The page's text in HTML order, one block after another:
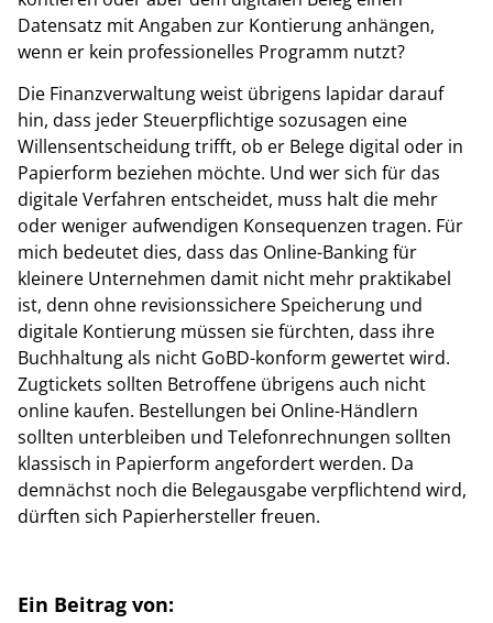
Datensatz mit Angaben zur Kontierung anhängen,
wenn er kein professionelles Programm nutzt?
Die Finanzverwaltung weist übrigens lapidar darauf
hin, dass jeder Steuerpflichtige sozusagen eine
Willensentscheidung trifft, ob er Belege digital oder in
Papierform beziehen möchte. Und wer sich für das
digitale Verfahren entscheidet, muss halt die mehr
oder weniger aufwendigen Konsequenzen tragen. Für
mich bedeutet dies, dass das Online-Banking für
kleinere Unternehmen damit nicht mehr praktikabel
ist, denn ohne revisionssichere Speicherung und
digitale Kontierung müssen sie fürchten, dass ihre
Buchhaltung als nicht GoBD-konform gewertet wird.
Zugtickets sollten Betroffene übrigens auch nicht
online kaufen. Bestellungen bei Online-Händlern
sollten unterbleiben und Telefonrechnungen sollten
klassisch in Papierform angefordert werden. Da
demnächst noch die Belegausgabe verpflichtend wird,
dürften sich Papierhersteller freuen.
Ein Beitrag von: